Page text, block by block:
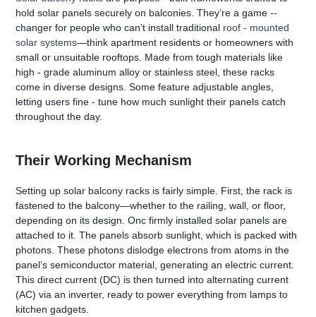
hold solar panels securely on balconies. They’re a game --
changer for people who can’t install traditional roof - mounted
solar systems—think apartment residents or homeowners with
small or unsuitable rooftops. Made from tough materials like
high - grade aluminum alloy or stainless steel, these racks
come in diverse designs. Some feature adjustable angles,
letting users fine - tune how much sunlight their panels catch
throughout the day.
Their Working Mechanism
Setting up solar balcony racks is fairly simple. First, the rack is
fastened to the balcony—whether to the railing, wall, or floor,
depending on its design. Onc firmly installed solar panels are
attached to it. The panels absorb sunlight, which is packed with
photons. These photons dislodge electrons from atoms in the
panel’s semiconductor material, generating an electric current.
This direct current (DC) is then turned into alternating current
(AC) via an inverter, ready to power everything from lamps to
kitchen gadgets.